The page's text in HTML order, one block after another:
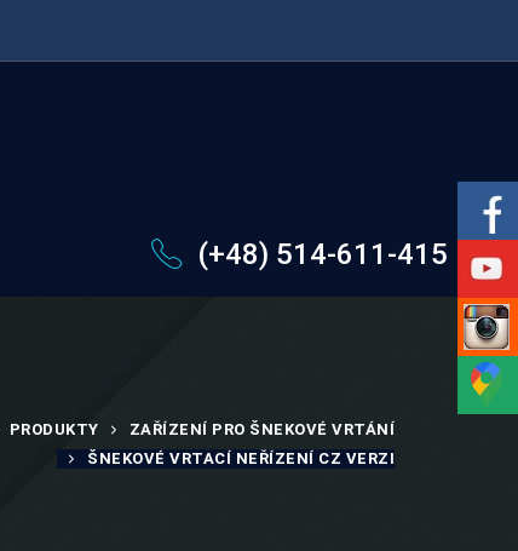
(+48) 514-611-415
PRODUKTY
ZAŘÍZENÍ PRO ŠNEKOVÉ VRTÁNÍ
ŠNEKOVÉ VRTACÍ NEŘÍZENÍ CZ VERZI